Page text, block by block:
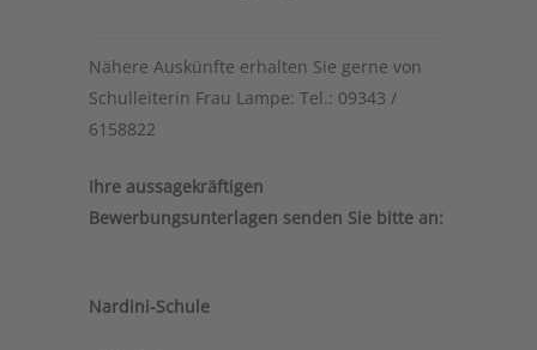
Nähere Auskünfte erhalten Sie gerne von
Schulleiterin Frau Lampe: Tel.: 09343 /
6158822
Ihre aussagekräftigen
Bewerbungsunterlagen senden Sie bitte an:
Nardini-Schule